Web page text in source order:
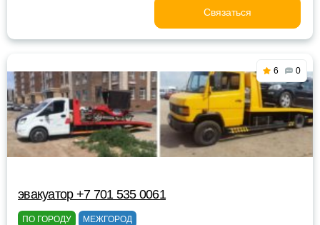
Связаться
6 0
эвакуатор +7 701 535 0061
ПО ГОРОДУ МЕЖГОРОД